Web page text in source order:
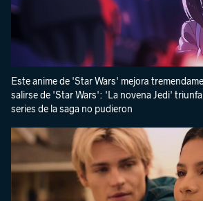
Este anime de 'Star Wars' mejora
salirse de 'Star Wars': 'La novena Jedi'
series de la saga no pudieron